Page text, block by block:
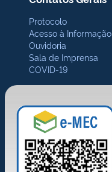
Protocolo
Acesso à Informação
Ouvidoria
Sala de Imprensa
COVID-19